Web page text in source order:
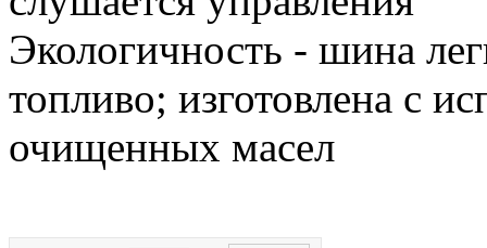
Экологичность - шина
топливо; изготовлена с
очищенных масел